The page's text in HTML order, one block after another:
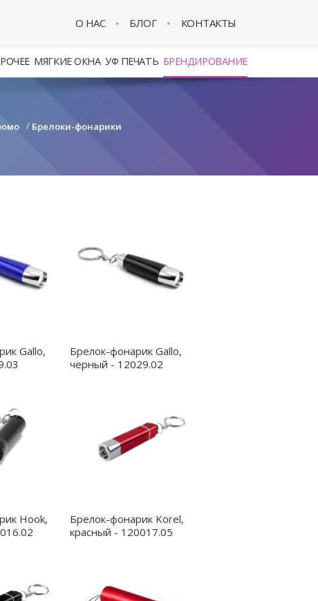
О НАС БЛОГ КОНТАКТЫ
МЯГКИЕ ОКНА УФ ПЕЧАТЬ БРЕНДИРОВАНИЕ
/ Брелоки-фонарики
Gallo,
Брелок-фонарик Gallo,
черный - 12029.02
Hook,
Брелок-фонарик Korel,
красный - 120017.05